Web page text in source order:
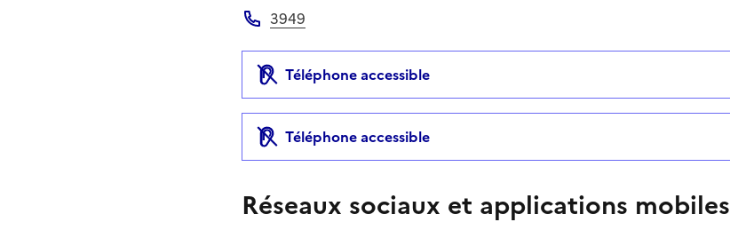
3949
Téléphone accessible
Téléphone accessible
Réseaux sociaux et applications mobiles